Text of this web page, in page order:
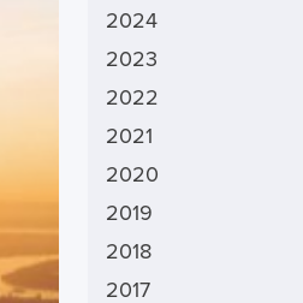
2024
2023
2022
2021
2020
2019
2018
2017